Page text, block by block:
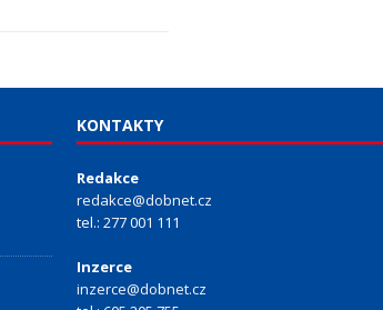
KONTAKTY
Redakce
redakce@dobnet.cz
tel.: 277 001 111
Inzerce
inzerce@dobnet.cz